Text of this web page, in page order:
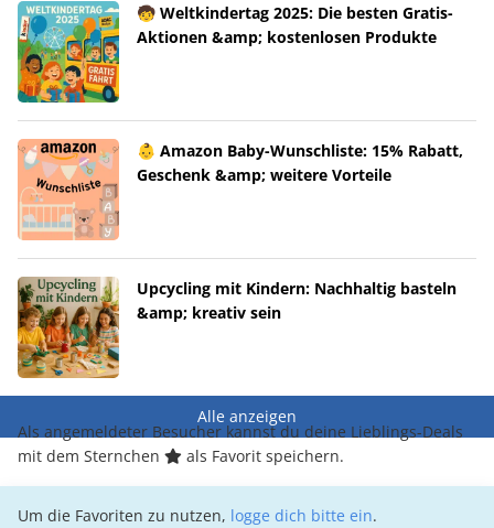
🧒 Weltkindertag 2025: Die besten Gratis-
Aktionen &amp; kostenlosen Produkte
👶 Amazon Baby-Wunschliste: 15% Rabatt,
Geschenk &amp; weitere Vorteile
Upcycling mit Kindern: Nachhaltig basteln
&amp; kreativ sein
Alle anzeigen
Als angemeldeter Besucher kannst du deine Lieblings-Deals
mit dem Sternchen
als Favorit speichern.
Um die Favoriten zu nutzen, logge dich bitte ein.